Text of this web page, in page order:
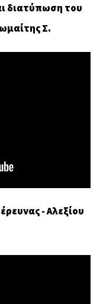
διατύπωση του
Σ.
- Αλεξίου